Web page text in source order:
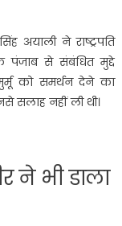
अयाली ने राष्ट्रपति
पंजाब से संबंधित मुद्दे
को समर्थन देने का
सलाह नहीं ली थी।
ने भी डाला